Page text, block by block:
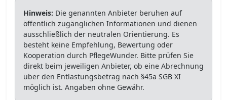
Hinweis: Die genannten Anbieter beruhen auf
öffentlich zugänglichen Informationen und dienen
ausschließlich der neutralen Orientierung. Es
besteht keine Empfehlung, Bewertung oder
Kooperation durch PflegeWunder. Bitte prüfen Sie
direkt beim jeweiligen Anbieter, ob eine Abrechnung
über den Entlastungsbetrag nach §45a SGB XI
möglich ist. Angaben ohne Gewähr.